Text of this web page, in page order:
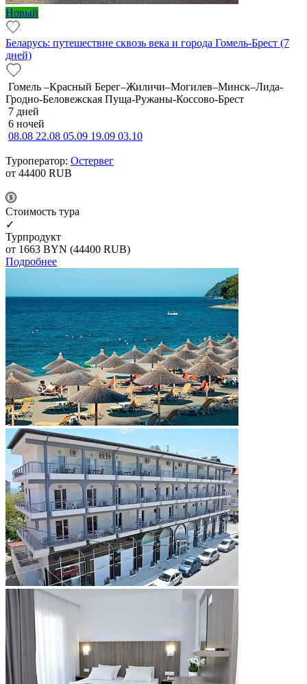
Новый
Беларусь: путешествие сквозь века и города Гомель-Брест (7
дней)
Гомель –Красный Берег–Жиличи–Могилев–Минск–Лида-
Гродно-Беловежская Пуща-Ружаны-Коссово-Брест
7 дней
6 ночей
08.08 22.08 05.09 19.09 03.10
Туроператор: Остервег
от 44400 RUB
Cтоимость тура
✓
Турпродукт
от 1663 BYN (44400 RUB)
Подробнее